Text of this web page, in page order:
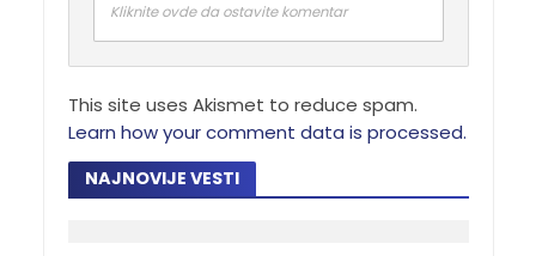
Kliknite ovde da ostavite komentar
This site uses Akismet to reduce spam.
Learn how your comment data is processed.
NAJNOVIJE VESTI